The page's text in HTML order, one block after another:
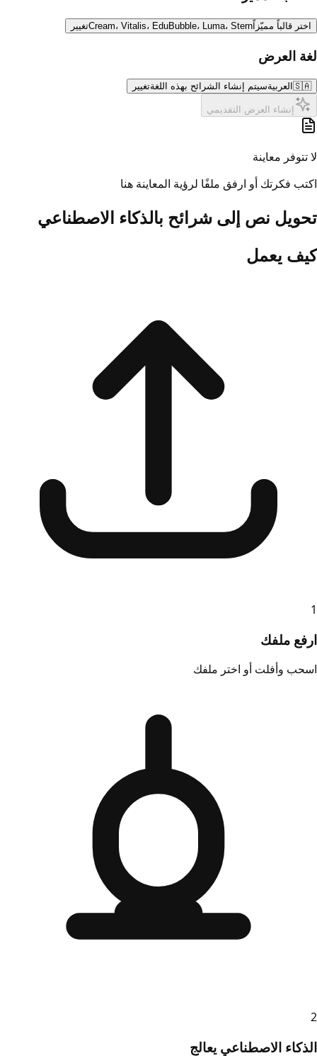
اختر قالباً مميّزاً Cream، Vitalis، EduBubble، Luma، Sternتغيير
لغة العرض
🇸🇦 العربيةسيتم إنشاء الشرائح بهذه اللغةتغيير
إنشاء العرض التقديمي
لا تتوفر معاينة
اكتب فكرتك أو ارفق ملفًا لرؤية المعاينة هنا
تحويل نص إلى شرائح بالذكاء الاصطناعي
كيف يعمل
1
ارفع ملفك
اسحب وأفلت أو اختر ملفك
2
الذكاء الاصطناعي يعالج